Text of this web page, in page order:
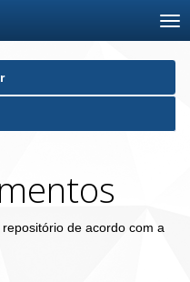
de acordo com a